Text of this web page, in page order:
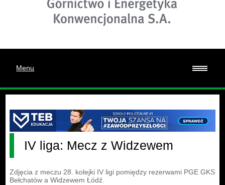
Menu
IV liga: Mecz z Widzewem
Zdjęcia z meczu 28. kolejki IV ligi pomiędzy rezerwami PGE GKS
Bełchatów a Widzewem Łódź.